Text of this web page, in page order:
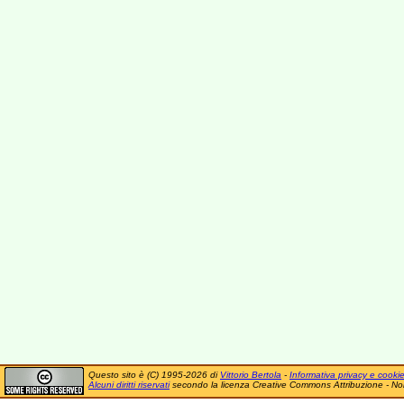
Questo sito è (C) 1995-2026 di Vittorio Bertola - Informativa privacy e cookie
Alcuni diritti riservatisecondo la licenza Creative Commons Attribuzione -